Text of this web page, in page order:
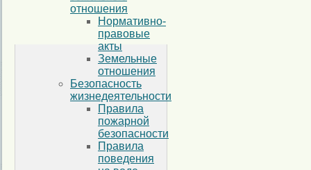
отношения
Нормативно-
правовые
акты
Земельные
отношения
Безопасность
жизнедеятельности
Правила
пожарной
безопасности
Правила
поведения